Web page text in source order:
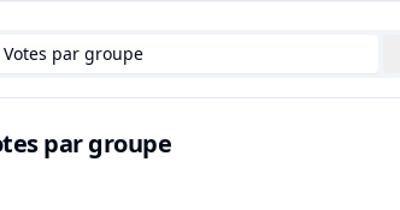
Votes par groupe
par groupe